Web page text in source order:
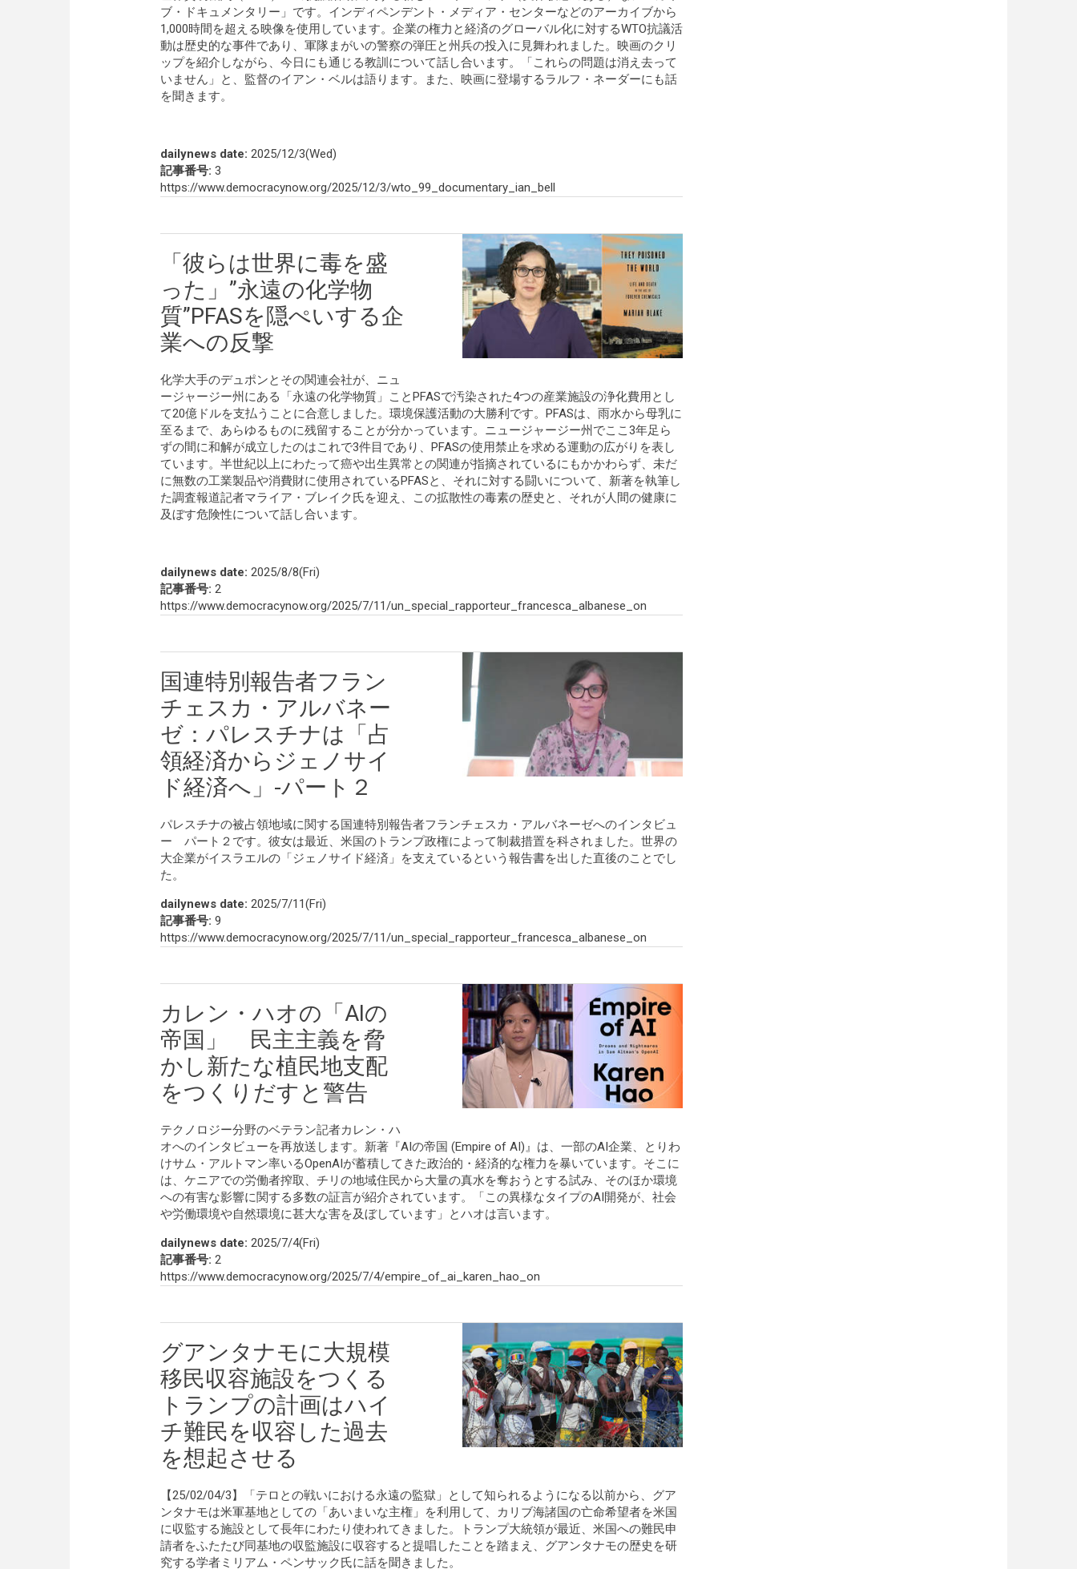
ブ・ドキュメンタリー」です。インディペンデント・メディア・センターなどのアーカイブから
1,000時間を超える映像を使用しています。企業の権力と経済のグローバル化に対するWTO抗議活
動は歴史的な事件であり、軍隊まがいの警察の弾圧と州兵の投入に見舞われました。映画のクリ
ップを紹介しながら、今日にも通じる教訓について話し合います。「これらの問題は消え去って
いません」と、監督のイアン・ベルは語ります。また、映画に登場するラルフ・ネーダーにも話
を聞きます。
dailynews date: 2025/12/3(Wed)
記事番号: 3
https://www.democracynow.org/2025/12/3/wto_99_documentary_ian_bell
「彼らは世界に毒を盛
った」”永遠の化学物
質”PFASを隠ぺいする企
業への反撃
化学大手のデュポンとその関連会社が、ニュ
ージャージー州にある「永遠の化学物質」ことPFASで汚染された4つの産業施設の浄化費用とし
て20億ドルを支払うことに合意しました。環境保護活動の大勝利です。PFASは、雨水から母乳に
至るまで、あらゆるものに残留することが分かっています。ニュージャージー州でここ3年足ら
ずの間に和解が成立したのはこれで3件目であり、PFASの使用禁止を求める運動の広がりを表し
ています。半世紀以上にわたって癌や出生異常との関連が指摘されているにもかかわらず、未だ
に無数の工業製品や消費財に使用されているPFASと、それに対する闘いについて、新著を執筆し
た調査報道記者マライア・ブレイク氏を迎え、この拡散性の毒素の歴史と、それが人間の健康に
及ぼす危険性について話し合います。
dailynews date: 2025/8/8(Fri)
記事番号: 2
https://www.democracynow.org/2025/7/11/un_special_rapporteur_francesca_albanese_on
国連特別報告者フラン
チェスカ・アルバネー
ゼ：パレスチナは「占
領経済からジェノサイ
ド経済へ」-パート２
パレスチナの被占領地域に関する国連特別報告者フランチェスカ・アルバネーゼへのインタビュ
ー パート２です。彼女は最近、米国のトランプ政権によって制裁措置を科されました。世界の
大企業がイスラエルの「ジェノサイド経済」を支えているという報告書を出した直後のことでし
た。
dailynews date: 2025/7/11(Fri)
記事番号: 9
https://www.democracynow.org/2025/7/11/un_special_rapporteur_francesca_albanese_on
カレン・ハオの「AIの
帝国」 民主主義を脅
かし新たな植民地支配
をつくりだすと警告
テクノロジー分野のベテラン記者カレン・ハ
オへのインタビューを再放送します。新著『AIの帝国 (Empire of AI)』は、一部のAI企業、とりわ
けサム・アルトマン率いるOpenAIが蓄積してきた政治的・経済的な権力を暴いています。そこに
は、ケニアでの労働者搾取、チリの地域住民から大量の真水を奪おうとする試み、そのほか環境
への有害な影響に関する多数の証言が紹介されています。「この異様なタイプのAI開発が、社会
や労働環境や自然環境に甚大な害を及ぼしています」とハオは言います。
dailynews date: 2025/7/4(Fri)
記事番号: 2
https://www.democracynow.org/2025/7/4/empire_of_ai_karen_hao_on
グアンタナモに大規模
移民収容施設をつくる
トランプの計画はハイ
チ難民を収容した過去
を想起させる
【25/02/04/3】「テロとの戦いにおける永遠の監獄」として知られるようになる以前から、グア
ンタナモは米軍基地としての「あいまいな主権」を利用して、カリブ海諸国の亡命希望者を米国
に収監する施設として長年にわたり使われてきました。トランプ大統領が最近、米国への難民申
請者をふたたび同基地の収監施設に収容すると提唱したことを踏まえ、グアンタナモの歴史を研
究する学者ミリアム・ペンサック氏に話を聞きました。